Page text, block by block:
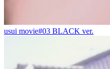
usui movie#03 BLACK ver.